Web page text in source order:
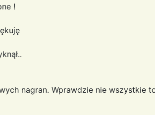
!
nagran. Wprawdzie nie wszystkie